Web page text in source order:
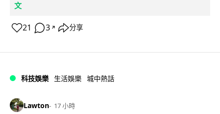
文
21 3 ↗ 分享
科技娛樂 生活娛樂 城中熱話
Lawton 17 小時